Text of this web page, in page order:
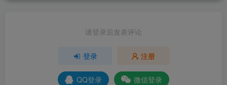
请登录后发表评论
登录 注册
QQ登录 微信登录